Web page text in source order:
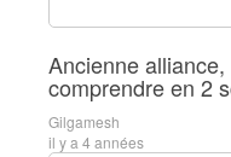
Ancienne
comprendre en 2
Gilgamesh
il y a 4 années